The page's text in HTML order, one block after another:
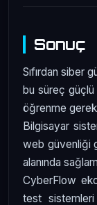
Sonuç
Sıfırdan siber
bu süreç
öğrenme
Bilgisayar
web güvenliği
alanında
CyberFlow
test